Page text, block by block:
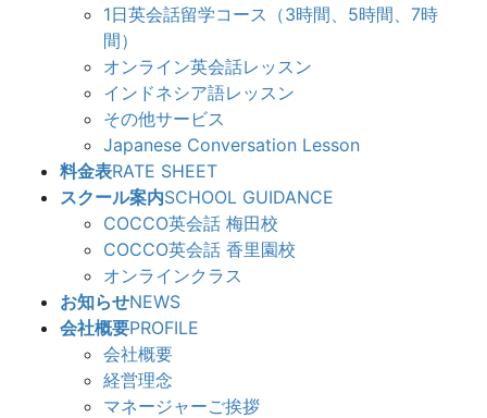
1日英会話留学コース（3時間、5時間、7時
間）
オンライン英会話レッスン
インドネシア語レッスン
その他サービス
Japanese Conversation Lesson
料金表RATE SHEET
スクール案内SCHOOL GUIDANCE
COCCO英会話 梅田校
COCCO英会話 香里園校
オンラインクラス
お知らせNEWS
会社概要PROFILE
会社概要
経営理念
マネージャーご挨拶